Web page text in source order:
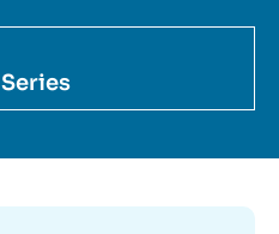
fréquentes
Proche-Orient
Image